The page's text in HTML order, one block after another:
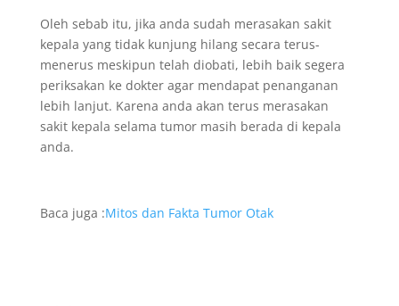
Oleh sebab itu, jika anda sudah merasakan sakit
kepala yang tidak kunjung hilang secara terus-
menerus meskipun telah diobati, lebih baik segera
periksakan ke dokter agar mendapat penanganan
lebih lanjut. Karena anda akan terus merasakan
sakit kepala selama tumor masih berada di kepala
anda.
Baca juga :Mitos dan Fakta Tumor Otak